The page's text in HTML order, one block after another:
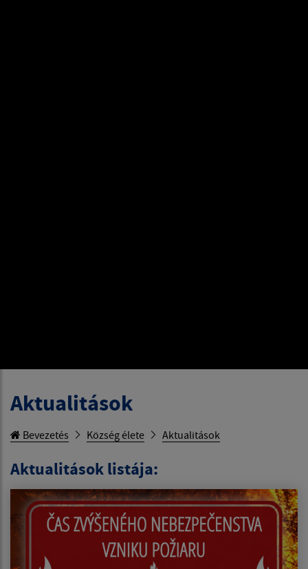
Aktualitások
Bevezetés Község élete Aktualitások
Aktualitások listája: